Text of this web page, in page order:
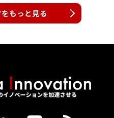
もっと見る